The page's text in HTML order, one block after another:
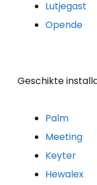
Lutjegast
Opende
Geschikte
Palm
Meeting
Keyter
Hewalex